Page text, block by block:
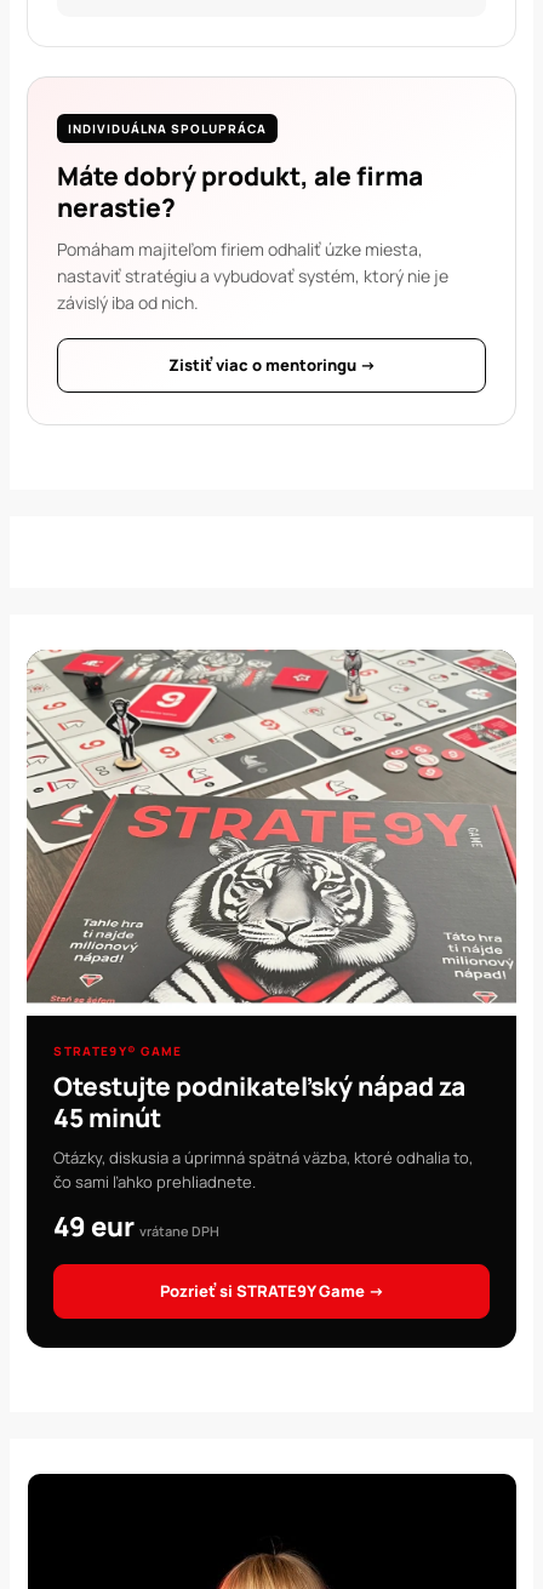
INDIVIDUÁLNA SPOLUPRÁCA
Máte dobrý produkt, ale firma
nerastie?
Pomáham majiteľom firiem odhaliť úzke miesta,
nastaviť stratégiu a vybudovať systém, ktorý nie je
závislý iba od nich.
Zistiť viac o mentoringu →
STRATE9Y® GAME
Otestujte podnikateľský nápad za
45 minút
Otázky, diskusia a úprimná spätná väzba, ktoré odhalia to,
čo sami ľahko prehliadnete.
49 eurvrátane DPH
Pozrieť si STRATE9Y Game →